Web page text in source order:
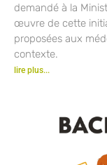
demandé à la
œuvre de cette
proposées aux
contexte.
lire plus...